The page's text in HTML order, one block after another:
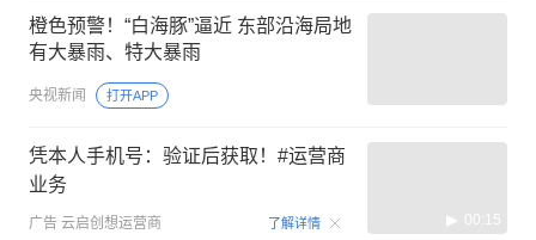
橙色预警！“白海豚”逼近 东部沿海局地
有大暴雨、特大暴雨
央视新闻 打开APP
凭本人手机号：验证后获取！#运营商
业务
广告 云启创想运营商 了解详情 00:15